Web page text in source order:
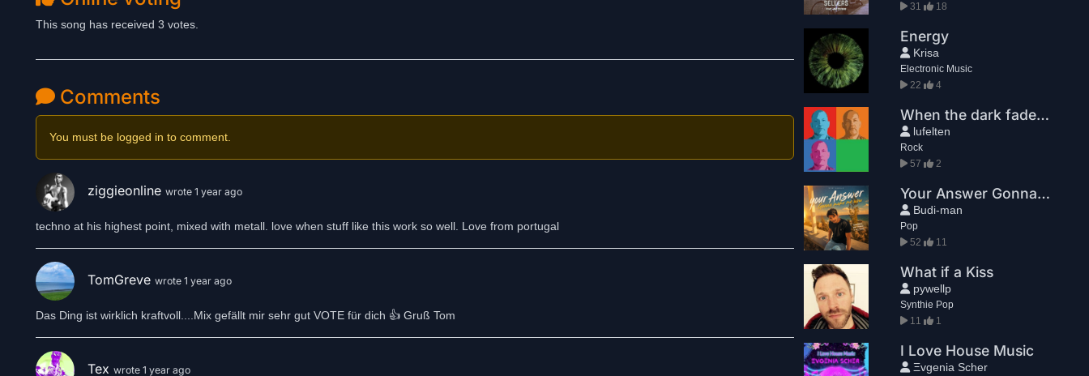
This song has received 3 votes.
Comments
You must be logged in to comment.
ziggieonline wrote 1 year ago
techno at his highest point, mixed with metall. love when stuff like this work so well. Love from portugal
TomGreve wrote 1 year ago
Das Ding ist wirklich kraftvoll....Mix gefällt mir sehr gut VOTE für dich 👍 Gruß Tom
Tex wrote 1 year ago
31
18
Energy
Krisa
Electronic Music
22
4
When the dark fades away
lufelten
Rock
57
2
Your Answer Gonna Make Me WoW
Budi-man
Pop
52
11
What if a Kiss
pywellp
Synthie Pop
11
1
I Love House Music
Ξvgenia Scher